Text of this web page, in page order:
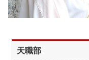
天職部